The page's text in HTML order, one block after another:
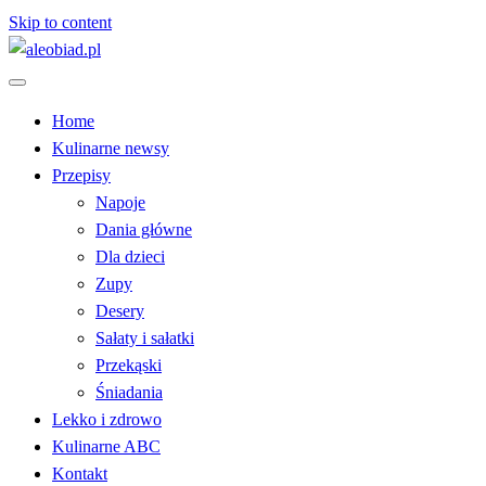
Skip to content
aleobiad.pl
Home
Kulinarne newsy
Przepisy
Napoje
Dania główne
Dla dzieci
Zupy
Desery
Sałaty i sałatki
Przekąski
Śniadania
Lekko i zdrowo
Kulinarne ABC
Kontakt